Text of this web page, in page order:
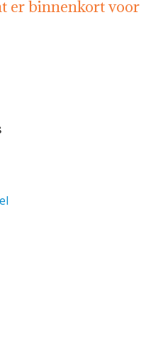
er binnenkort voor